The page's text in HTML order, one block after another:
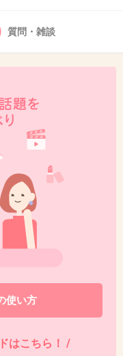
+0 -0
た！
質問・雑談
使い方
はこちら！ /